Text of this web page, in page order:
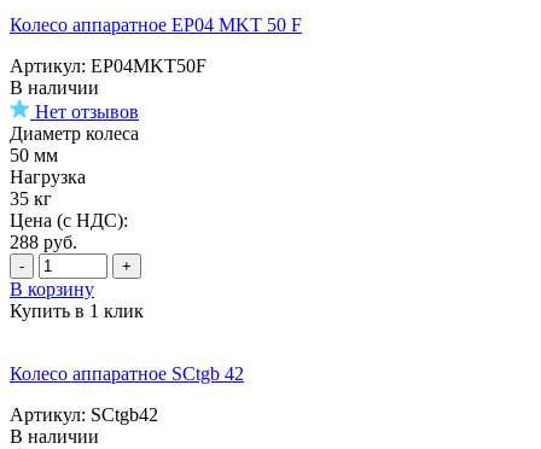
Колесо аппаратное EP04 MKT 50 F
Артикул: EP04MKT50F
В наличии
Нет отзывов
Диаметр колеса
50 мм
Нагрузка
35 кг
Цена (с НДС):
288 руб.
- +
В корзину
Купить в 1 клик
Колесо аппаратное SCtgb 42
Артикул: SCtgb42
В наличии